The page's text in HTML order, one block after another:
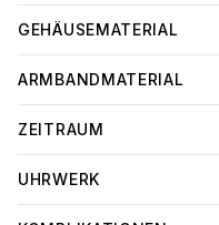
GEHÄUSEMATERIAL
ARMBANDMATERIAL
ZEITRAUM
UHRWERK